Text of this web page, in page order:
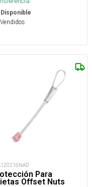
Disponible
Para
Offset Nuts